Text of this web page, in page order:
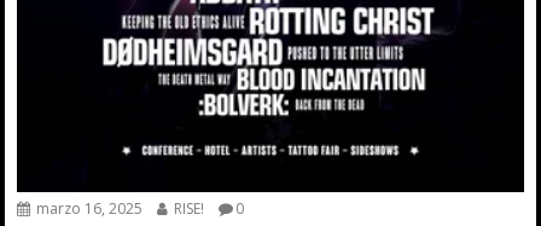
marzo 16, 2025 RISE! 0